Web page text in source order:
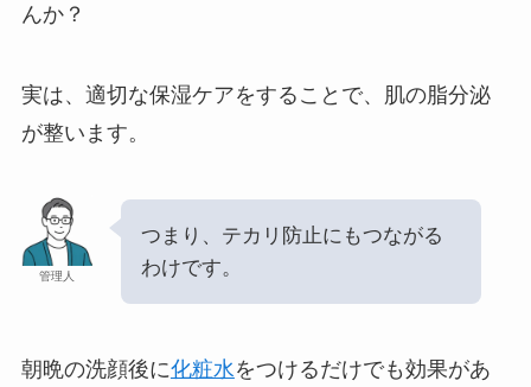
んか？
実は、適切な保湿ケアをすることで、肌の脂分泌
が整います。
管理人
つまり、テカリ防止にもつながる
わけです。
朝晩の洗顔後に化粧水をつけるだけでも効果があ